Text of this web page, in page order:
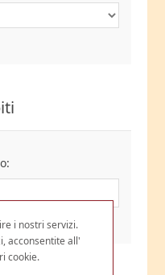
i nostri servizi.
acconsentite all'
cookie.